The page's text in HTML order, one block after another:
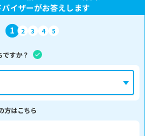
バイザーがお答えします
1 2 3 4 5
ですか？
方はこちら